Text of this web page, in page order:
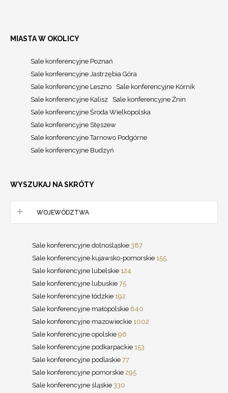
MIASTA W OKOLICY
Sale konferencyjne Poznań
Sale konferencyjne Jastrzębia Góra
Sale konferencyjne Leszno
Sale konferencyjne Kórnik
Sale konferencyjne Kalisz
Sale konferencyjne Żnin
Sale konferencyjne Środa Wielkopolska
Sale konferencyjne Stęszew
Sale konferencyjne Tarnowo Podgórne
Sale konferencyjne Budzyń
WYSZUKAJ NA SKRÓTY
WOJEWÓDZTWA
Sale konferencyjne dolnośląskie 387
Sale konferencyjne kujawsko-pomorskie 155
Sale konferencyjne lubelskie 124
Sale konferencyjne lubuskie 75
Sale konferencyjne łódzkie 192
Sale konferencyjne małopolskie 640
Sale konferencyjne mazowieckie 1002
Sale konferencyjne opolskie 96
Sale konferencyjne podkarpackie 153
Sale konferencyjne podlaskie 77
Sale konferencyjne pomorskie 295
Sale konferencyjne śląskie 330